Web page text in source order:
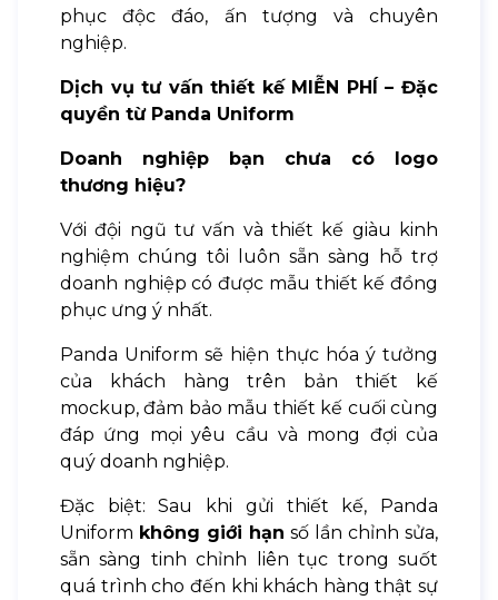
phục độc đáo, ấn tượng và chuyên
nghiệp.
Dịch vụ tư vấn thiết kế MIỄN PHÍ – Đặc
quyền từ Panda Uniform
Doanh nghiệp bạn chưa có logo
thương hiệu?
Với đội ngũ tư vấn và thiết kế giàu kinh
nghiệm chúng tôi luôn sẵn sàng hỗ trợ
doanh nghiệp có được mẫu thiết kế đồng
phục ưng ý nhất.
Panda Uniform sẽ hiện thực hóa ý tưởng
của khách hàng trên bản thiết kế
mockup, đảm bảo mẫu thiết kế cuối cùng
đáp ứng mọi yêu cầu và mong đợi của
quý doanh nghiệp.
Đặc biệt: Sau khi gửi thiết kế, Panda
Uniform không giới hạnsố lần chỉnh sửa,
sẵn sàng tinh chỉnh liên tục trong suốt
quá trình cho đến khi khách hàng thật sự